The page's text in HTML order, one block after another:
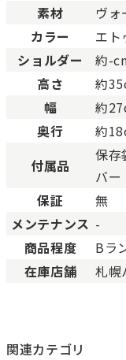
素材
ヴォ
カラー
エト
ショルダー
約-
高さ
約
幅
約
奥行
約
付属品
保存
バー
保証
無
メンテナンス -
商品程度
Bラ
在庫店舗
札幌
関連カテゴリ